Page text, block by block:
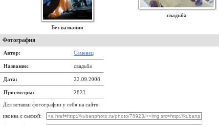
Без названия
свадьба
Фотография
Автор: Семенец
Название: свадьба
Дата: 22.09.2008
Просмотры: 2823
Для вставки фотографии у себя на сайте:
иконка с сылкой: